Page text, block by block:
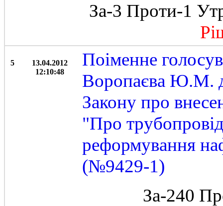
За-3 Проти-1
5
13.04.2012
12:10:48
Поіменне
Воропаєва Ю.М.
Закону про
"Про
реформування
(№9429-1)
За-240